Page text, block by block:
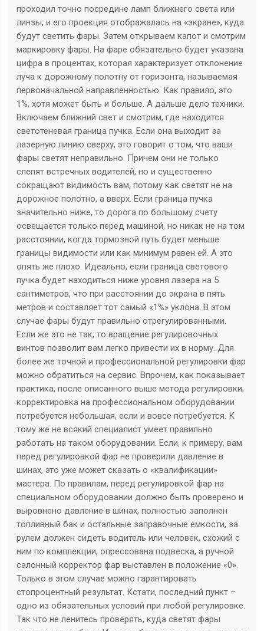
проходил точно посредине ламп ближнего света или
линзы, и его проекция отображалась на «экране», куда
будут светить фары. Затем открываем капот и смотрим
маркировку фары. На фаре обязательно будет указана
цифра в процентах, которая характеризует отклонение
луча к дорожному полотну от горизонта, называемая
первоначальной направленностью. Как правило, это
1%, хотя может быть и больше. А дальше дело техники.
Включаем ближний свет и смотрим, где находится
светотеневая граница пучка. Если она выходит за
лазерную линию сверху, это говорит о том, что ваши
фары светят неправильно. Причем они не только
слепят встречных водителей, но и существенно
сокращают видимость вам, потому как светят не на
дорожное полотно, а вверх. Если граница пучка
значительно ниже, то дорога по большому счету
освещается только перед машиной, но никак не на том
расстоянии, когда тормозной путь будет меньше
границы видимости или как минимум равен ей. А это
опять же плохо. Идеально, если граница светового
пучка будет находиться ниже уровня лазера на 5
сантиметров, что при расстоянии до экрана в пять
метров и составляет тот самый «1%» уклона. В этом
случае фары будут правильно отрегулированными.
Если же это не так, то вращение регулировочных
винтов позволит вам легко привести их в норму. Для
более же точной и профессиональной регулировки фар
можно обратиться на сервис. Впрочем, как показывает
практика, после описанного выше метода регулировки,
корректировка на профессиональном оборудовании
потребуется небольшая, если и вовсе потребуется. К
тому же не всякий специалист умеет правильно
работать на таком оборудовании. Если, к примеру, вам
перед регулировкой фар не проверили давление в
шинах, это уже может сказать о «квалификации»
мастера. По правилам, перед регулировкой фар на
специальном оборудовании должно быть проверено и
выровнено давление в шинах, полностью заполнен
топливный бак и остальные заправочные емкости, за
рулем должен сидеть водитель или человек, схожий с
ним по комплекции, опрессована подвеска, а ручной
салонный корректор фар выставлен в положение «0».
Только в этом случае можно гарантировать
стопроцентный результат. Кстати, последний пункт –
одно из обязательных условий при любой регулировке.
Так что не ленитесь проверять, куда светят фары